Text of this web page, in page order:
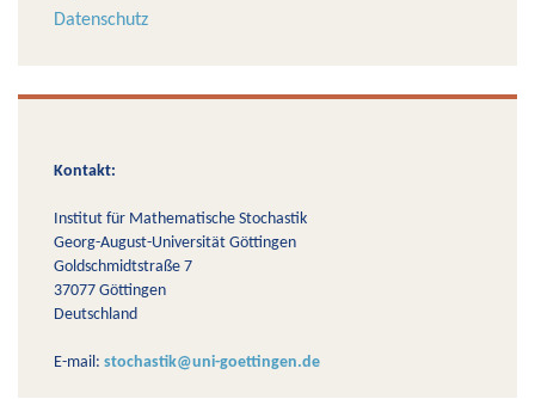
Datenschutz
Kontakt:
Institut für Mathematische Stochastik
Georg-August-Universität Göttingen
Goldschmidtstraße 7
37077 Göttingen
Deutschland
E-mail: stochastik@uni-goettingen.de